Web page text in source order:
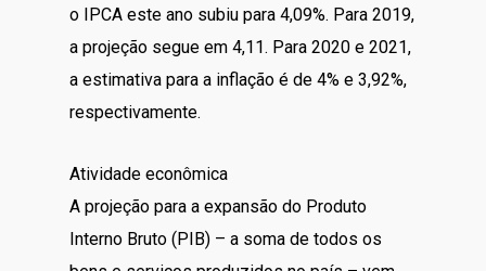
o IPCA este ano subiu para 4,09%. Para 2019,
a projeção segue em 4,11. Para 2020 e 2021,
a estimativa para a inflação é de 4% e 3,92%,
respectivamente.
Atividade econômica
A projeção para a expansão do Produto
Interno Bruto (PIB) – a soma de todos os